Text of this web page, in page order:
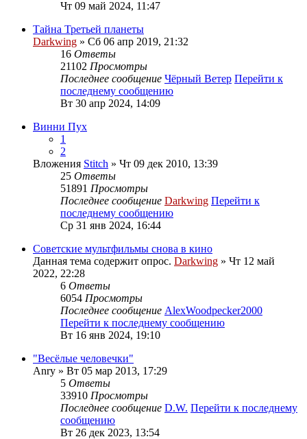
Чт 09 май 2024, 11:47
Тайна Третьей планеты
Darkwing » Сб 06 апр 2019, 21:32
16 Ответы
21102 Просмотры
Последнее сообщение Чёрный Ветер Перейти к
последнему сообщению
Вт 30 апр 2024, 14:09
Винни Пух
1
2
Вложения Stitch » Чт 09 дек 2010, 13:39
25 Ответы
51891 Просмотры
Последнее сообщение Darkwing Перейти к
последнему сообщению
Ср 31 янв 2024, 16:44
Советские мультфильмы снова в кино
Данная тема содержит опрос. Darkwing » Чт 12 май
2022, 22:28
6 Ответы
6054 Просмотры
Последнее сообщение AlexWoodpecker2000
Перейти к последнему сообщению
Вт 16 янв 2024, 19:10
"Весёлые человечки"
Anry » Вт 05 мар 2013, 17:29
5 Ответы
33910 Просмотры
Последнее сообщение D.W. Перейти к последнему
сообщению
Вт 26 дек 2023, 13:54